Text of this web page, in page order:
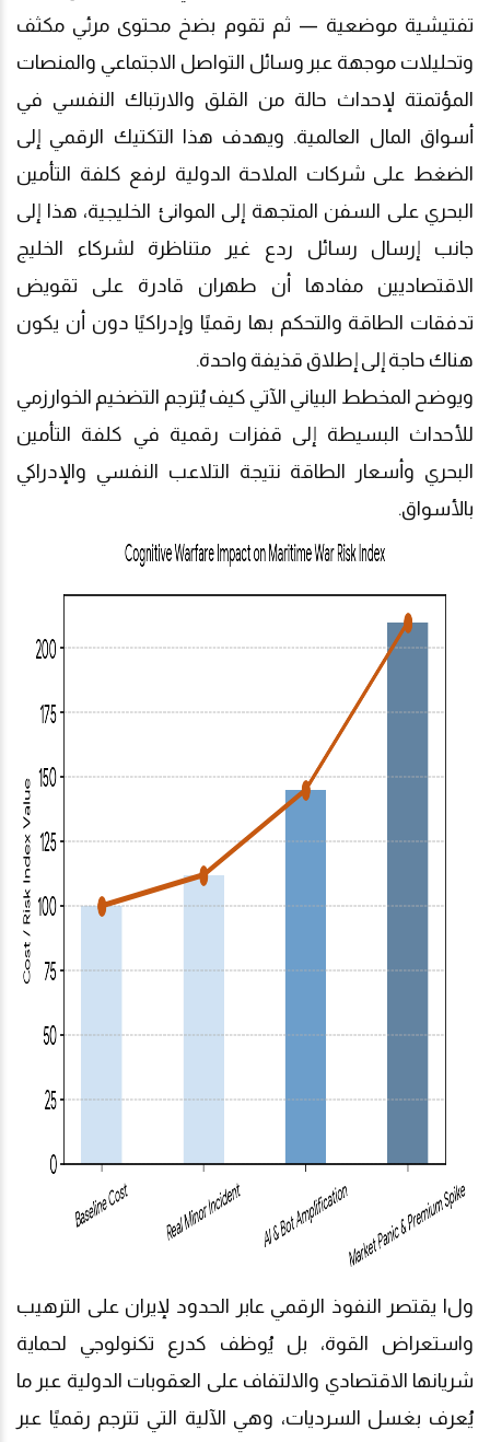
تفتيشية موضعية — ثم تقوم بضخ محتوى مرئي مكثف
وتحليلات موجهة عبر وسائل التواصل الاجتماعي والمنصات
المؤتمتة لإحداث حالة من القلق والارتباك النفسي في
أسواق المال العالمية. ويهدف هذا التكتيك الرقمي إلى
الضغط على شركات الملاحة الدولية لرفع كلفة التأمين
البحري على السفن المتجهة إلى الموانئ الخليجية، هذا إلى
جانب إرسال رسائل ردع غير متناظرة لشركاء الخليج
الاقتصاديين مفادها أن طهران قادر ة على تقويض
تدفقات الطاقة والتحكم بها رقميًا وإدراكيًا دون أن يكون
هناك حاجة إلى إطلاق قذيفة واحدة.
ويوضح المخطط البياني الآتي كيف يُترجم التضخيم الخوارزمي
للأحداث البسيطة إلى قفزات رقمية في كلفة التأمين
البحري وأسعار الطاقة نتيجة التلاعب النفسي والإدراكي
بالأسواق.
و لا يقتصر النفوذ الرقمي عابر الحدود لإيران على الترهيب
واستعراض القوة، بل يُوظف كدرع تكنولوجي لحماية
شريانها الاقتصادي والالتفاف على العقوبات الدولية عبر ما
يُعرف بغسل السرديات، وهي الآلية التي تترجم رقميًا عبر